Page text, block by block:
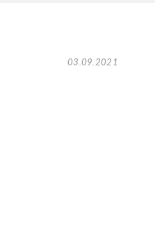
03.09.2021